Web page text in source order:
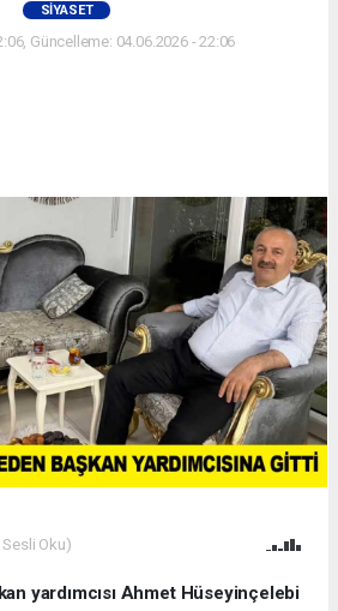
SIYASET
Güncelleme: 04.06.2026 - 22:06
Oku)
yardımcısı Ahmet Hüseyinçelebi